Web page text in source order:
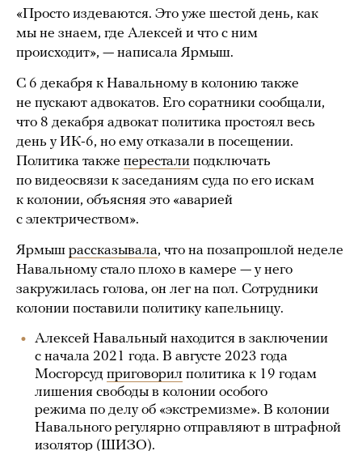
«Просто издеваются. Это уже шестой день, как
мы не знаем, где Алексей и что с ним
происходит», — написала Ярмыш.
С 6 декабря к Навальному в колонию также
не пускают адвокатов. Его соратники сообщали,
что 8 декабря адвокат политика простоял весь
день у ИК-6, но ему отказали в посещении.
Политика также перестали подключать
по видеосвязи к заседаниям суда по его искам
к колонии, объясняя это «аварией
с электричеством».
Ярмыш рассказывала, что на позапрошлой неделе
Навальному стало плохо в камере — у него
закружилась голова, он лег на пол. Сотрудники
колонии поставили политику капельницу.
Алексей Навальный находится в заключении
с начала 2021 года. В августе 2023 года
Мосгорсуд приговорил политика к 19 годам
лишения свободы в колонии особого
режима по делу об «экстремизме». В колонии
Навального регулярно отправляют в штрафной
изолятор (ШИЗО).